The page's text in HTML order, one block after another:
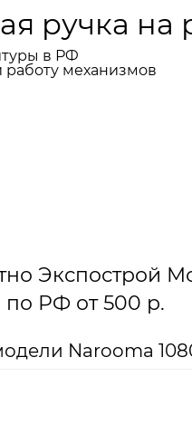
ручка
в РФ
работу механизмов
Экспострой
по РФ от 500 р.
Narooma